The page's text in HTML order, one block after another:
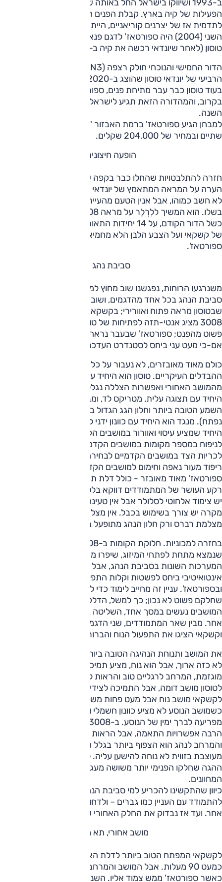
ב-1993 ושיווקו בישראל החל באותה שנה, ממש עם תחילת
הפעילות של קיה בארץ. קבלת הפנים החיובית לדגם זה, בניגוד
לתדמית אז של יצרנים קוריאניים, הייתה גם סימן לבאות. בדור
השני (2004) היה ספורטאז' לדגם פנאי קומפקטי תואם יונדאי
טוסון (לאחר שיונדאי רכשה את קיה ב-1998).
בעוד טוסון כבר עבר מתיחת פנים, ספורטאז' צפוי להתחדש
בקרוב, והמהדורה הזאת תגיע לישראל במחצית השנייה של
השנה.
למבחן הגיע ספורטאז' ברמת האבזור 'פרמיום', הבכירה מתוך
שתיים ובמחיר של 204,000 שקלים.
הופעה חיצונית
חזרה להתלבטויות שהחלו כבר בקפה של הבוקר כשאוהד זרק
הערה על המראה המתאמץ של יונדאי טוסון. אף אחד מהאחרים
לא חשב כמוהו, אבל אנין הטעם מהעיירה הציורית חדרה, נותר
כשל הדור הקודם, על 14 יחידות התאורה שמרכיבות את הפרצוף
של קשקאי ועל הצבע הלבן הלא מחמיא לעיצוב המוצלח של
ספורטאז'.
סביבת נהג
משנרגעו הרוחות, נפגשנו שוב מחוץ למכוניות כדי לדבר על
סביבת הנהג בכל אחד מהדגמים, ושוב התחוללה מהומה. לזו
שבטוסון מראה פתוח ואוורירי; בקשקאי העיצוב אלגנטי ושמרני;
3008 מציג אנטי-תזה לפתיחות של טוסון, והמראה שלו בלילה
פשוט מהפנט; ספורטאז' שבעבר נראה מפואר, עדיין נראה טוב
אם-כי מעט עני ביחס לסטנדרט העדכני.
כולם מאוד מאובזרים, לא נעבור על כל הרשימה, ונציין רק את
ההבדלים העיקריים. טוסון הוא היחיד עם שליטה על המיזוג גם
מהמושב האחורי ואפשרות הצללה נגללת בחלונות הצד. קשקאי
היחיד עם תצוגה עלית, מטריקס לד, ומבין כולם מציע את מערכת
השמע הטובה ביותר וחלון הגג הגדול ביותר (אבל היחיד שלא
היחיד שמציע עיסוי ואוורור במושבים הקדמיים, כרית גב הניתנת
לניפוח במספר מקומות במושבים הקדמיים, אפשרות כיוון גם
לכריות הצד במושבים הקדמיים לבחירה הנכונה במידת החביקה,
ריפוד מעור נאפה וחימום למושבים הקדמיים והאחוריים. גם
ספורטאז' מאוד מאובזר - כולל דלת תא מטען חשמלית, אבל על
רקע העושר של המתמודדים דווקא בלטו מספר חסרונות, למשל
יש צימוד אלחוטי לסלולר אבל אין טעינה אלחוטית, כך שבכל
מקרה יש צורך בשימוש בכבל. אין מצלמות היקפיות, אלא רק
מצלמת רברס ורק חלון הנהג מתופעל בנגיעה אחת.
שנמצא מתחת לפתחי המיזוג, שיפרו משמעותית את תפעול
המערכות השונות בסביבת הנהג, אבל תפעולן עדיין מסובך ולא
אינטואיטיבי ביחס לפשטות וקלות התפעול שיש בטוסון, בקשקאי
ובספורטאז'. עניין זה מחייב לימוד כדי להתמצא בשפע התפריטים
שחלקם פשוט לא נכון; כך למשל, הדלקה וכיבוי של חימום/אוורור
המושבים נעשים במסך אחד, השליטה בדרגת החום/קור במסך
אחר. מבין שאר המתמודדים, שני הדגמים המחודשים, טוסון
וקשקאי הציגו את התפעול הנוח והברור ביותר.
את המושב ותנוחת הנהיגה הטובה ביותר הציע ספורטאז'. המושב
לא כזה ארוך, אבל הוא נוח, מציע תמיכה צידית טובה בלי שתהיה
מוגזמת, המרחב לרגליים טוב והראות לכל הכיוונים מצוינת.
לטוסון מושב דומה, אבל התמיכה לצידי הגב פחות הדוקה,
לקשקאי מושב נוח אבל מעט פחות משל המתמודדים האחרים,
כשמושב הנוסע לא מציע כוונון חשמלי וגם ידית הדלת מעט
הרבה אפשרויות התאמה, אבל הראות החוצה היא הפחות טובה,
והמרחב לנהג הוא הצפוף ביותר בגלל העיצוב ועם ידית דלת
מעוצבת בזווית לא נוחה להישען עליה. לחלק מהבוחנים גם גלגל
ההגה שחלקו הפנימי יותר משושה מעגול, הסתיר חלק מלוח
המחוונים.
כיוון שהתקשינו להכריע למי סביבת הנהג הטובה ביותר, בחרנו
להתמודד עם העניין כמו גברים – ולדחות את ההחלטה למועד
אחר. ועד אז נבדוק את החלק האחורי של המכוניות.
מושב אחורי, תא מטען
לקשקאי המפתח הטוב ביותר לדלת האחורית עם פתיחה של
כמעט 90 מעלות. אבל המושב והמרחב הטוב ביותר שייך לטוסון
כאשר ספורטאז' ממש צמוד אליו. השניים מציגים מושב דומה,